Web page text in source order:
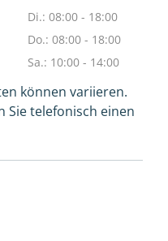
Di.: 08:00 - 18:00
Do.: 08:00 - 18:00
Sa.: 10:00 - 14:00
können variieren.
Sie telefonisch einen